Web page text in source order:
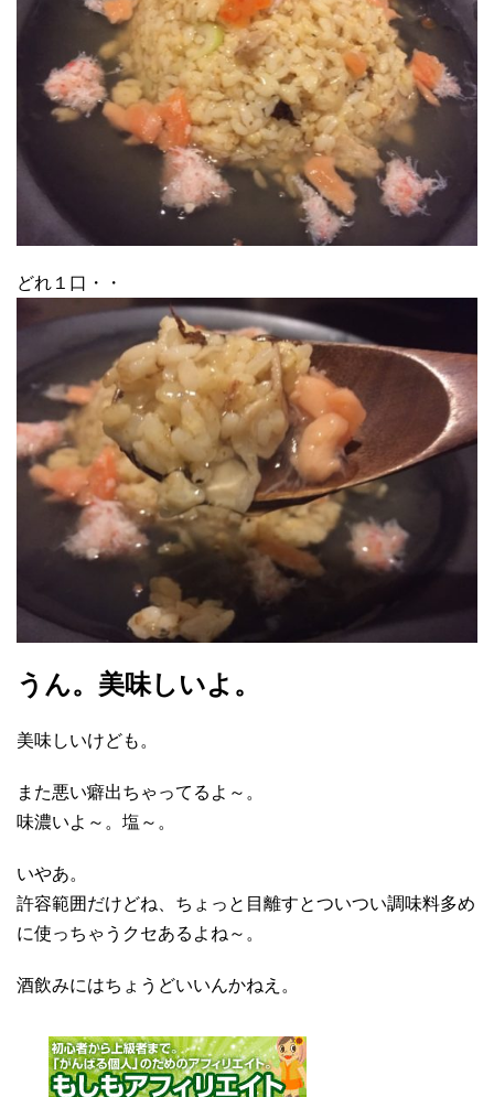
どれ１口・・
うん。美味しいよ。
美味しいけども。
また悪い癖出ちゃってるよ～。
味濃いよ～。塩～。
いやあ。
許容範囲だけどね、ちょっと目離すとついつい調味料多め
に使っちゃうクセあるよね～。
酒飲みにはちょうどいいんかねえ。